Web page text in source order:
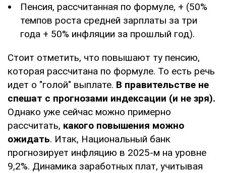
Пенсия, рассчитанная по формуле, + (50%
темпов роста средней зарплаты за три
года + 50% инфляции за прошлый год).
Стоит отметить, что повышают ту пенсию,
которая рассчитана по формуле. То есть речь
идет о "голой" выплате. В правительстве не
спешат с прогнозами индексации (и не зря).
Однако уже сейчас можно примерно
рассчитать, какого повышения можно
ожидать. Итак, Национальный банк
прогнозирует инфляцию в 2025-м на уровне
9,2%. Динамика заработных плат, учитывая